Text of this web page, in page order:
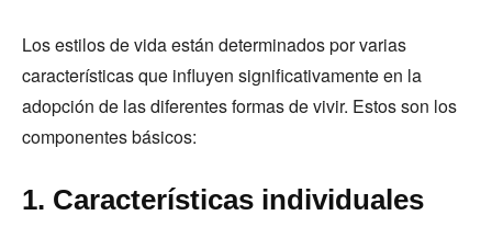
Los estilos de vida están determinados por varias
características que influyen significativamente en la
adopción de las diferentes formas de vivir. Estos son los
componentes básicos:
1. Características individuales